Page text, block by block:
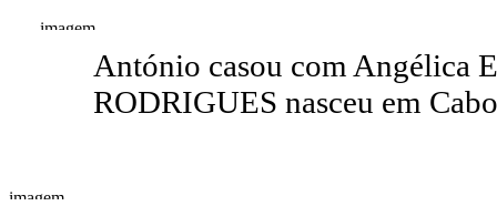
António casou com Angélica
RODRIGUES nasceu em